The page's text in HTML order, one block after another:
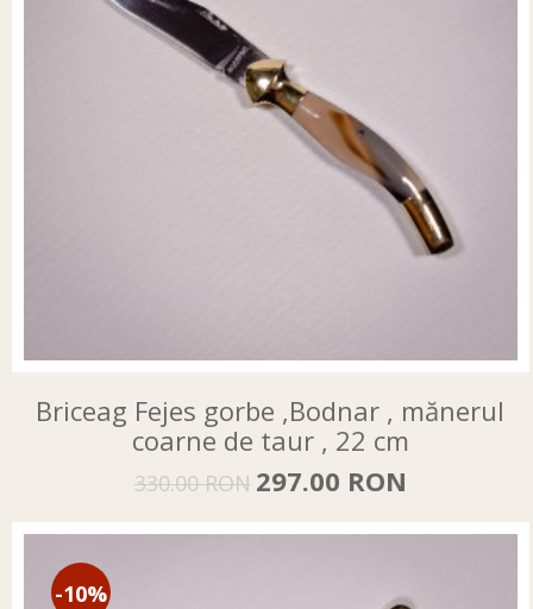
Briceag Fejes gorbe ,Bodnar , mănerul
coarne de taur , 22 cm
330.00 RON 297.00 RON
-10%